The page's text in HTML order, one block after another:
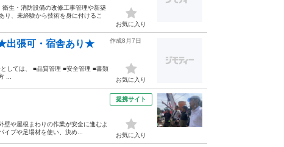
生・消防設備の改修工事管理や新築
り、未経験から技術を身に付けるこ
お気に入り
出張可・宿舎あり★
しては、 ■品質管理 ■安全管理 ■書類
...
作成8月7日
お気に入り
や屋根まわりの作業が安全に進むよ
プや足場材を使い、決め...
提携サイト
お気に入り